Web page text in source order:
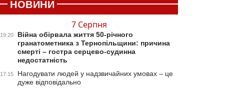
НОВИНИ
7 Серпня
19:20
Війна обірвала життя 50-річного
гранатометника з Тернопільщини: причина
смерті – гостра серцево-судинна
недостатність
17:15
Нагодувати людей у надзвичайних умовах – це
дуже відповідально